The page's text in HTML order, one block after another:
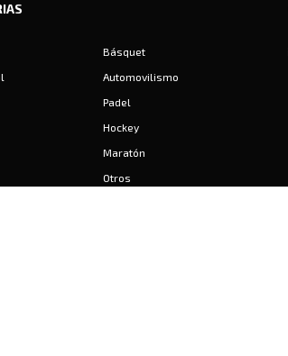
Básquet
Automovilismo
Padel
Hockey
Maratón
Otros